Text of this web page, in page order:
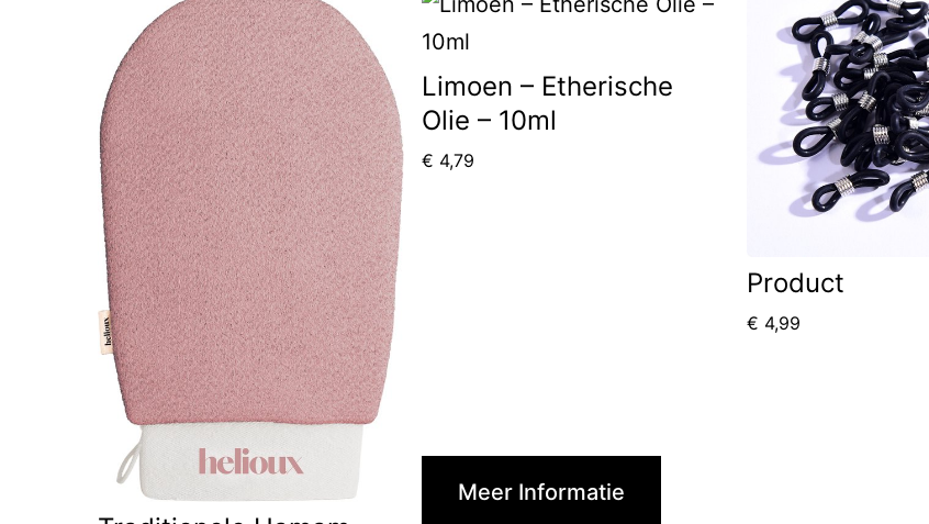
Limoen – Etherische
Olie – 10ml
€ 4,79
Meer Informatie
Product
€ 4,99